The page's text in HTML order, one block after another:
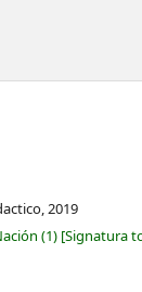
2019
(1) Signatura